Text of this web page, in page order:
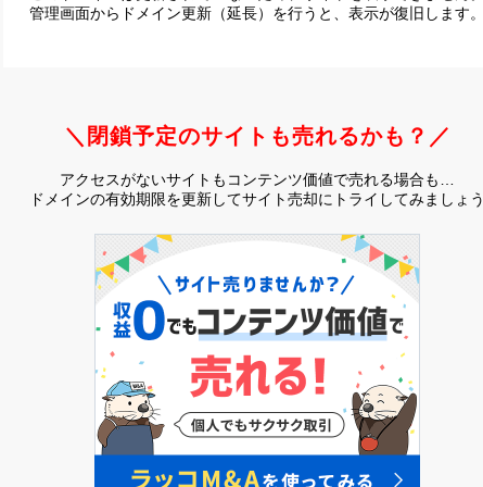
管理画面からドメイン更新（延長）を行うと、 表示が復旧します。
＼閉鎖予定のサイトも売れるかも？／
アクセスがないサイトもコンテンツ価値で売れる場合も…
ドメインの有効期限を更新してサイト売却にトライしてみましょう